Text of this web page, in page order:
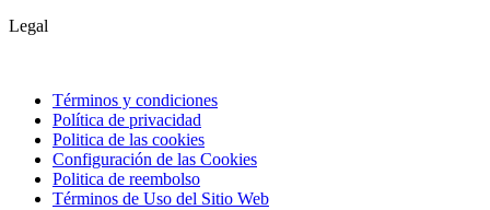
Legal
Términos y condiciones
Política de privacidad
Politica de las cookies
Configuración de las Cookies
Politica de reembolso
Términos de Uso del Sitio Web